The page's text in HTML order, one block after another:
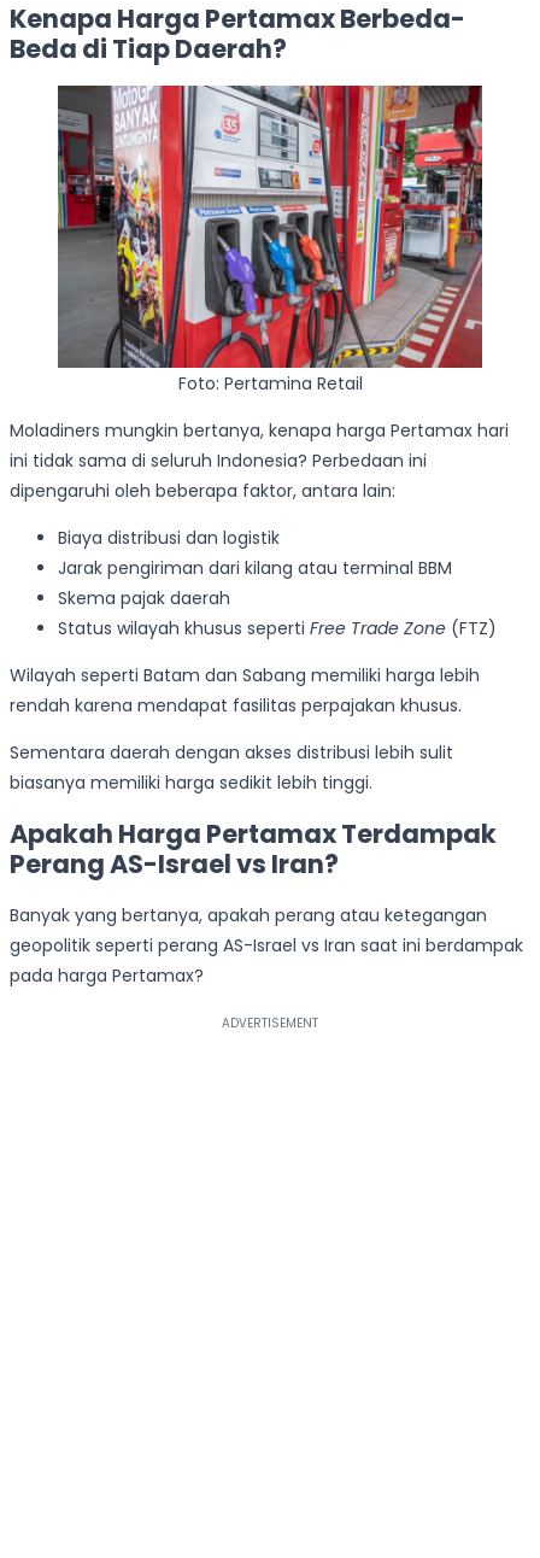
Kenapa Harga Pertamax Berbeda-
Beda di Tiap Daerah?
Foto: Pertamina Retail
Moladiners mungkin bertanya, kenapa harga Pertamax hari
ini tidak sama di seluruh Indonesia? Perbedaan ini
dipengaruhi oleh beberapa faktor, antara lain:
Biaya distribusi dan logistik
Jarak pengiriman dari kilang atau terminal BBM
Skema pajak daerah
Status wilayah khusus seperti Free Trade Zone (FTZ)
Wilayah seperti Batam dan Sabang memiliki harga lebih
rendah karena mendapat fasilitas perpajakan khusus.
Sementara daerah dengan akses distribusi lebih sulit
biasanya memiliki harga sedikit lebih tinggi.
Apakah Harga Pertamax Terdampak
Perang AS-Israel vs Iran?
Banyak yang bertanya, apakah perang atau ketegangan
geopolitik seperti perang AS-Israel vs Iran saat ini berdampak
pada harga Pertamax?